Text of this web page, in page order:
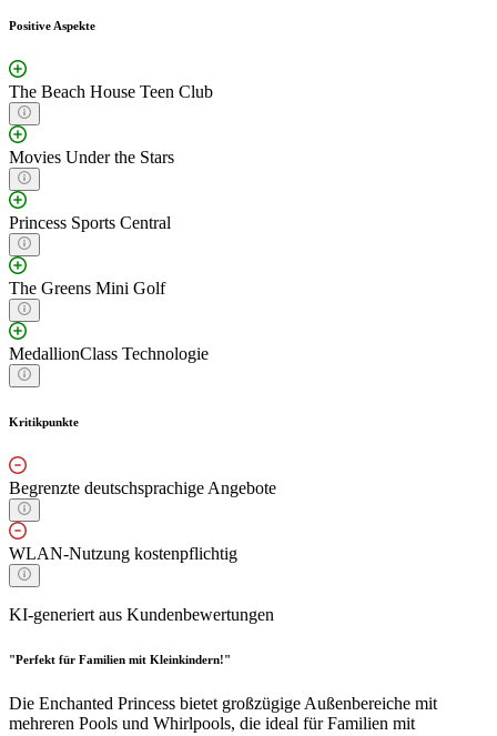
Positive Aspekte
The Beach House Teen Club
Movies Under the Stars
Princess Sports Central
The Greens Mini Golf
MedallionClass Technologie
Kritikpunkte
Begrenzte deutschsprachige Angebote
WLAN-Nutzung kostenpflichtig
KI-generiert aus Kundenbewertungen
"Perfekt für Familien mit Kleinkindern!"
Die Enchanted Princess bietet großzügige Außenbereiche mit
mehreren Pools und Whirlpools, die ideal für Familien mit